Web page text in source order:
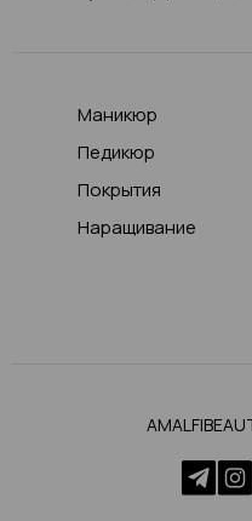
Маникюр
Педикюр
Покрытия
Наращивание